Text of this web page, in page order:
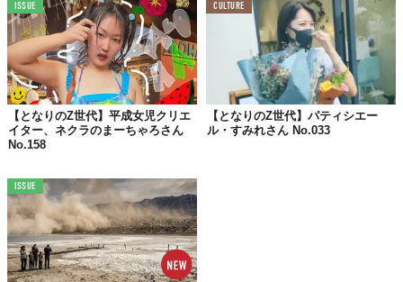
Netflixの「ハーフ・オブ・イット」
最近買ったお気に入りは？
Aesopの「Hwyl」という香水
美術館に出かけたりしている
落ち込んだときどうしてる？
ISSUE
【となりのZ世代】平成女児クリエ
イター、ネクラのまーちゃろさん
No.158
CULTURE
【となりのZ世代】パティシエー
ル・すみれさん No.033
ISSUE